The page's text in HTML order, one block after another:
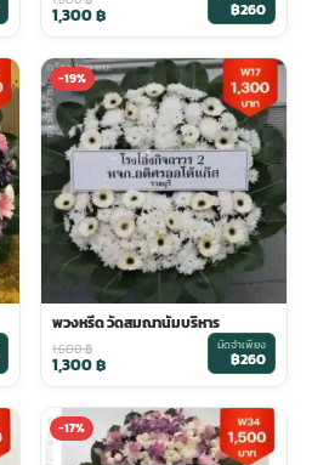
1,300฿ ฿260
-19%
พวงหรีด วัดสมณานัมบริหาร
1,600฿
1,300฿
มัดจำเพียง
฿260
-17%